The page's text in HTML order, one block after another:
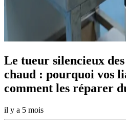
Le tueur silencieux des
chaud : pourquoi vos
comment les réparer
il y a 5 mois